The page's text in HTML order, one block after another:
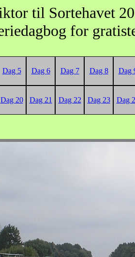
til Sortehavet
for
Dag 5 Dag 6 Dag 7 Dag 8 Dag
Dag 20 Dag 21 Dag 22 Dag 23 Dag